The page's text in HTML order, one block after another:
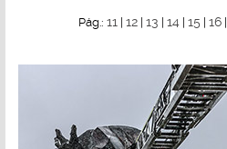
Pág.: 11| 12| 13 14| 15| 16